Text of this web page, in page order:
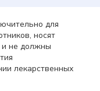
для
носят
и не должны
лекарственных